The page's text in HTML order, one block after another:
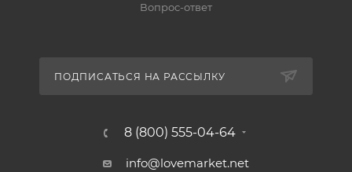
Вопрос-ответ
ПОДПИСАТЬСЯ НА РАССЫЛКУ
8 (800) 555-04-64
info@lovemarket.net